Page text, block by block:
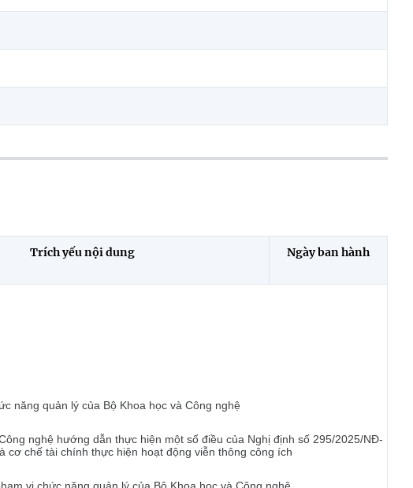
Trích yếu nội dung Ngày ban hành
năng quản lý của Bộ Khoa học và Công nghệ
nghệ hướng dẫn thực hiện một số điều của Nghị định số 295/2025/NĐ-
cơ chế tài chính thực hiện hoạt động viễn thông công ích